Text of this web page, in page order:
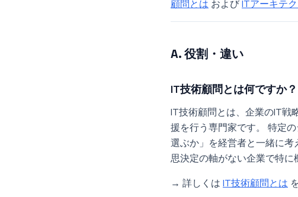
顧問とは およびITアーキテ
A. 役割・違い
IT技術顧問とは何ですか？
IT技術顧問とは、企業のIT戦
援を行う専門家です。 特定
選ぶか」を経営者と一緒に
思決定の軸がない企業で特に
→ 詳しくは IT技術顧問とは